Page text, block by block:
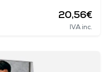
20,56€
IVA inc.